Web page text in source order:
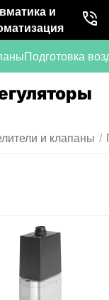
и
Подготовка
и клапаны /